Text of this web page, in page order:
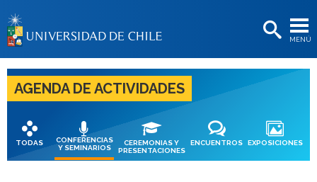
MENÚ
BIBLIOTECAS
LA UNIVERSIDAD
Postulantes
Estudiantes
Académicas/os
AGENDA DE ACTIVIDADES
TODAS
CONFERENCIAS
Y SEMINARIOS
CEREMONIAS Y
PRESENTACIONES
ENCUENTROS EXPOSICIONES